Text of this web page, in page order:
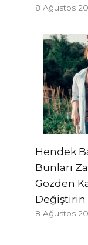
8 Ağustos
Hendek
Bunları
Gözden
Değiştirin
8 Ağustos